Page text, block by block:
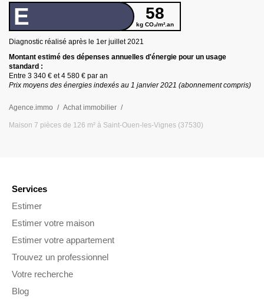
E 58
kg CO₂/m².an
Diagnostic réalisé après le 1er juillet 2021
Montant estimé des dépenses annuelles d'énergie pour un usage
standard :
Entre 3 340 € et4 580 € par an
Prix moyens des énergies indexés au 1 janvier 2021 (abonnement compris)
Agence.immo Achat immobilier
Maison 7 pièces de 126 m² à Saint-Ouen-les-Vignes (37530)
Services
Estimer
Estimer votre maison
Estimer votre appartement
Trouvez un professionnel
Votre recherche
Blog